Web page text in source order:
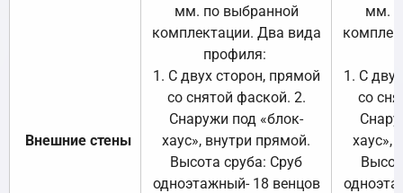
Внешние стены
мм. по выбранной
комплектации. Два вида
профиля:
1. С двух сторон, прямой
со снятой фаской. 2.
Снаружи под «блок-
хаус», внутри прямой.
Высота сруба: Сруб
одноэтажный- 18 венцов
мм.
1. С
со
хаус»,